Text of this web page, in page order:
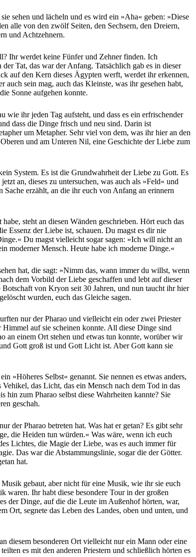
sehen und lächeln und es wird ein »Aha« geben: »Diese
alle von den zwölf Seiten, den Sechsern, den Dreiern,
und Achtzehnern.
Ihr werdet keine Fünfer und Zehner finden. Ich
Tat, das war der Anfang. Tatsächlich gab es in dieser
auf den Kern dieses Ägypten werft, werdet ihr erkennen,
sein mag, auch das Kleinste, was ihr gesehen habt,
Sonne aufgehen konnte.
wie ihr jeden Tag aufsteht, und dass es ein erfrischender
dass die Dinge frisch und neu sind. Darin ist
um Metapher. Sehr viel von dem, was ihr hier an den
und am Unteren Nil, eine Geschichte der Liebe zum
System. Es ist die Grundwahrheit der Liebe zu Gott. Es
an, dieses zu untersuchen, was auch als »Feld« und
erzählt, an die ihr euch von Anfang an erinnern
steht an diesen Wänden geschrieben. Hört euch das
Essenz der Liebe ist, schauen. Du magst es dir nie
Du magst vielleicht sogar sagen: »Ich will nicht an
moderner Mensch. Heute habe ich moderne Dinge.«
hat, die sagt: »Nimm das, wann immer du willst, wenn
dem Vorbild der Liebe geschaffen und lebt auf dieser
von Kryon seit 30 Jahren, und nun taucht ihr hier
wurden, euch das Gleiche sagen.
nur der Pharao und vielleicht ein oder zwei Priester
auf sie scheinen konnte. All diese Dinge sind
an einem Ort stehen und etwas tun konnte, worüber wir
Gott groß ist und Gott Licht ist. Aber Gott kann sie
»Höheres Selbst« genannt. Sie nennen es etwas anders,
das Licht, das ein Mensch nach dem Tod in das
hin zum Pharao selbst diese Wahrheiten kannte? Sie
geschah.
der Pharao betreten hat. Was hat er getan? Es gibt sehr
die Heiden tun würden.« Was wäre, wenn ich euch
Lichtes, die Magie der Liebe, was es auch immer für
Das war die Abstammungslinie, sogar die der Götter.
hat.
gebaut, aber nicht für eine Musik, wie ihr sie euch
waren. Ihr habt diese besondere Tour in der großen
der Dinge, auf die die Leute im Außenhof hörten, war,
Ort, segnete das Leben des Landes, oben und unten, und
diesem besonderen Ort vielleicht nur ein Mann oder eine
es mit den anderen Priestern und schließlich hörten es